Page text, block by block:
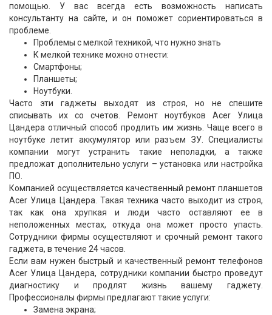
помощью. У вас всегда есть возможность написать
консультанту на сайте, и он поможет сориентироваться в
проблеме.
Проблемы с мелкой техникой, что нужно знать
К мелкой технике можно отнести:
Смартфоны;
Планшеты;
Ноутбуки.
Часто эти гаджеты выходят из строя, но не спешите
списывать их со счетов. Ремонт ноутбуков Acer Улица
Цандера отличный способ продлить им жизнь. Чаще всего в
ноутбуке летит аккумулятор или разъем ЗУ. Специалисты
компании могут устранить такие неполадки, а также
предложат дополнительно услуги – установка или настройка
ПО.
Компанией осуществляется качественный ремонт планшетов
Acer Улица Цандера. Такая техника часто выходит из строя,
так как она хрупкая и люди часто оставляют ее в
неположенных местах, откуда она может просто упасть.
Сотрудники фирмы осуществляют и срочный ремонт такого
гаджета, в течение 24 часов.
Если вам нужен быстрый и качественный ремонт телефонов
Acer Улица Цандера, сотрудники компании быстро проведут
диагностику и продлят жизнь вашему гаджету.
Профессионалы фирмы предлагают такие услуги:
Замена экрана;